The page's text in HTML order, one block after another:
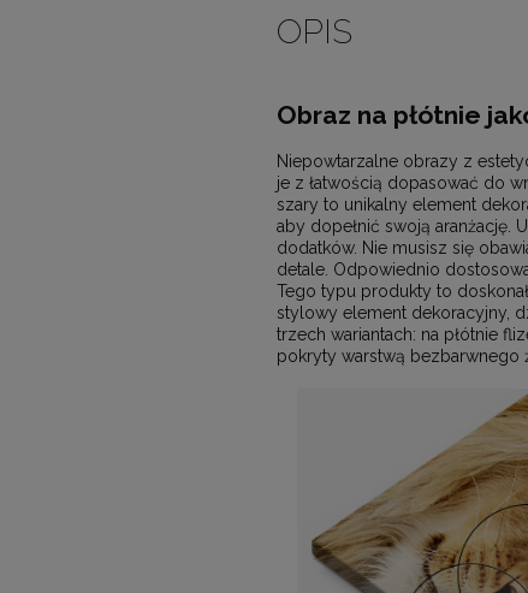
OPIS
Obraz na płótnie
Niepowtarzalne obrazy z
je z łatwością dopasować do
szary to unikalny element
aby dopełnić swoją aranżację.
dodatków. Nie musisz się
detale. Odpowiednio
Tego typu produkty to
stylowy element dekoracyjny,
trzech wariantach: na płótnie
pokryty warstwą bezbarwnego